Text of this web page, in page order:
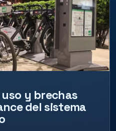
y brechas
del sistema